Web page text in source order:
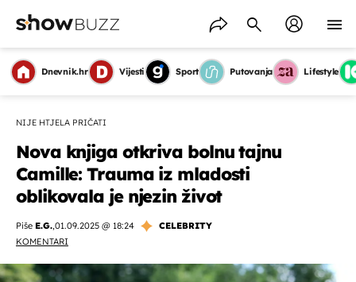
Dnevnik.hr Vijesti Sport Putovanja Lifestyle
NIJE HTJELA PRIČATI
Nova knjiga otkriva bolnu tajnu
Camille: Trauma iz mladosti
oblikovala je njezin život
Piše E.G.,01.09.2025 @ 18:24
CELEBRITY
KOMENTARI